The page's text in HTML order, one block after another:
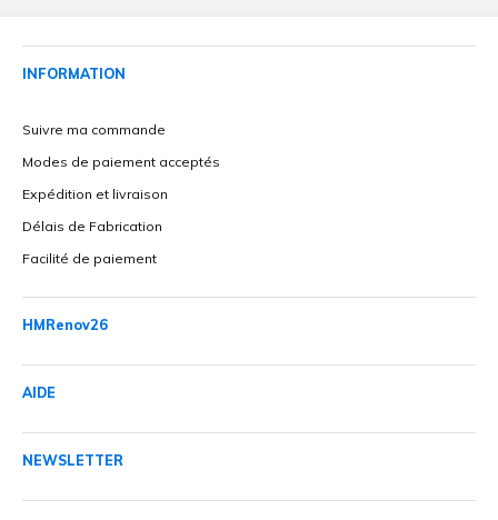
INFORMATION
Suivre ma commande
Modes de paiement acceptés
Expédition et livraison
Délais de Fabrication
Facilité de paiement
HMRenov26
AIDE
NEWSLETTER